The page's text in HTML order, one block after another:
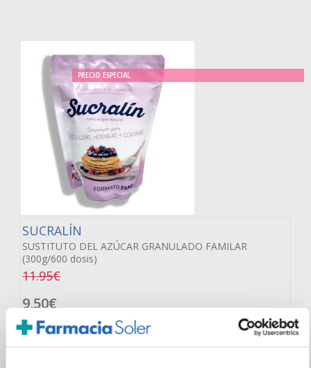
PRECIO ESPECIAL
SUCRALÍN
SUSTITUTO DEL AZÚCAR GRANULADO FAMILAR
(300g/600 dosis)
11.95€
9,50€
TEMPORALMENTE AGOTADO